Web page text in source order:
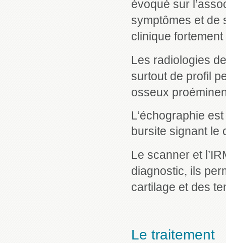
évoqué sur
symptômes et de
clinique
Les radiologies
surtout de profil
osseux
L’échographie
bursite signant le
Le scanner et
diagnostic, ils
cartilage et des
Le traitement